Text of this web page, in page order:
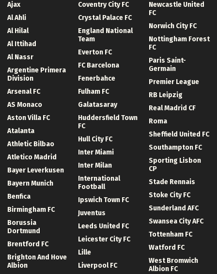
Ajax
Al Ahli
Al Hilal
Al Ittihad
Al Nassr
Argentine Primera
Division
Arsenal FC
AS Monaco
Aston Villa FC
Atalanta
Athletic Bilbao
Atletico Madrid
Bayer Leverkusen
Bayern Munich
Benfica
Birmingham FC
Borussia
Dortmund
Brentford FC
Brighton And Hove
Albion
Coventry City FC
Crystal Palace FC
England National
Team
Everton FC
FC Barcelona
Fenerbahce
Fulham FC
Galatasaray
Huddersfield Town
FC
Hull City FC
Inter Miami
Inter Milan
International
Football
Ipswich Town FC
Juventus
Leeds United FC
Leicester City FC
Lille
Liverpool FC
Newcastle United
FC
Norwich City FC
Nottingham Forest
FC
Paris Saint-
Germain
Premier League
RB Leipzig
Real Madrid CF
Roma
Sheffield United FC
Southampton FC
Sporting Lisbon
CP
Stade Rennais
Stoke City FC
Sunderland AFC
Swansea City AFC
Tottenham FC
Watford FC
West Bromwich
Albion FC